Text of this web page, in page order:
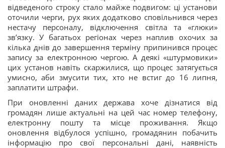
відведеного строку стало майже подвигом: ці установи
оточили черги, рух яких додатково сповільнився через
нестачу персоналу, відключення світла та «глюки»
зв’язку. У багатьох регіонах через наплив охочих за
кілька днів до завершення терміну припинився процес
запису за електронною чергою. А деякі «штурмовики»
цих установ навіть скаржилися, що процес затягується
умисно, аби змусити тих, хто не встиг до 16 липня,
заплатити штрафи.
При оновленні даних держава хоче дізнатися від
громадян лише актуальні на цей час номер телефону,
електронну пошту та місце проживання. Якщо
оновлення відбулося успішно, громадянин побачить
інформацію про свої персональні дані, наявність